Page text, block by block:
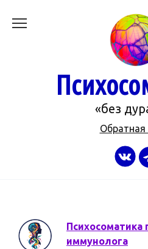
«без
Обратная
Психосоматика
иммунолога